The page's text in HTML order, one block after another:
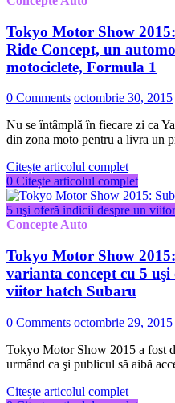
Tokyo Motor Show
Ride Concept, un
motociclete, Formula 1
0 Comments octombrie 30, 2015
Nu se întâmplă în fiecare zi ca
din zona moto pentru a livra un
Citește articolul complet
0 Citește articolul complet
Concepte Auto
Tokyo Motor Show
varianta concept cu 5
viitor hatch Subaru
0 Comments octombrie 29, 2015
Tokyo Motor Show 2015 a fost
urmând ca şi publicul să aibă
Citește articolul complet